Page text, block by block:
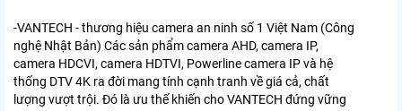
-VANTECH - thương hiệu camera an ninh số 1 Việt Nam (Công
nghệ Nhật Bản) Các sản phẩm camera AHD, camera IP,
camera HDCVI, camera HDTVI, Powerline camera IP và hệ
thống DTV 4K ra đời mang tính cạnh tranh về giá cả, chất
lượng vượt trội. Đó là ưu thế khiến cho VANTECH đứng vững